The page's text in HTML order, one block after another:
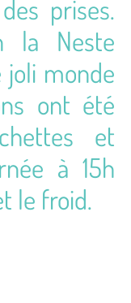
prises.
la Neste
monde
ont été
et
à 15h
le froid.